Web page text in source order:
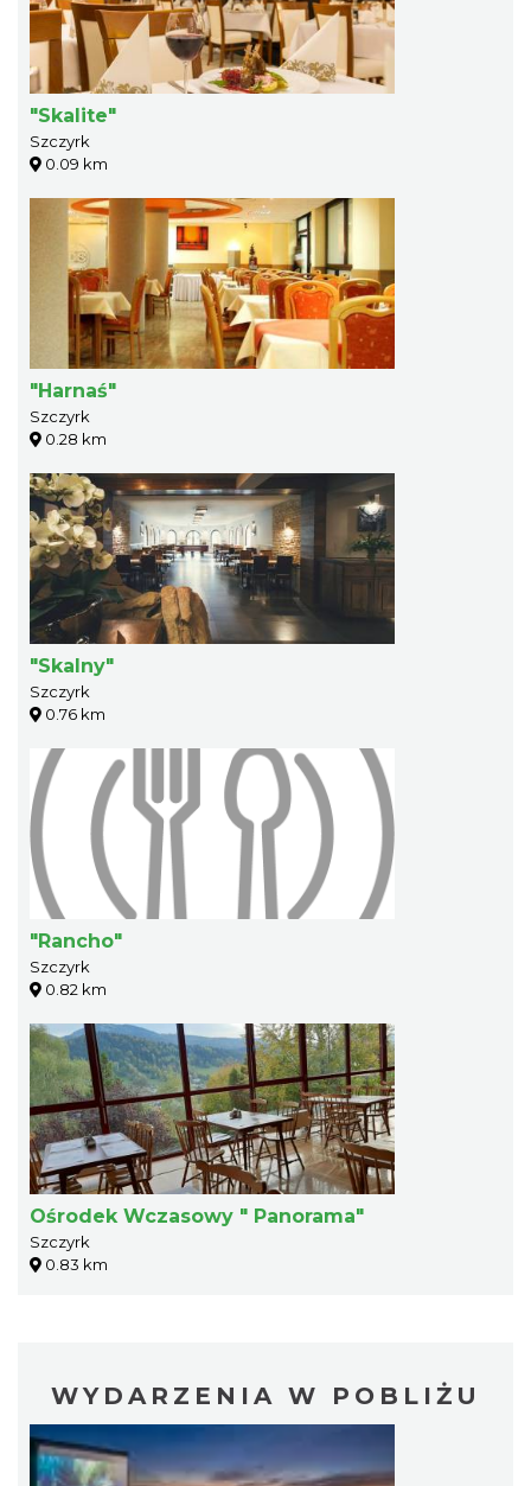
"Skalite"
Szczyrk
0.09 km
"Harnaś"
Szczyrk
0.28 km
"Skalny"
Szczyrk
0.76 km
"Rancho"
Szczyrk
0.82 km
Ośrodek Wczasowy " Panorama"
Szczyrk
0.83 km
WYDARZENIA W POBLIŻU